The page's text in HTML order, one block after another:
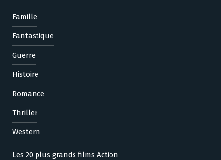
Famille
Fantastique
Guerre
Histoire
Romance
Thriller
Western
Les 20 plus grands films Action